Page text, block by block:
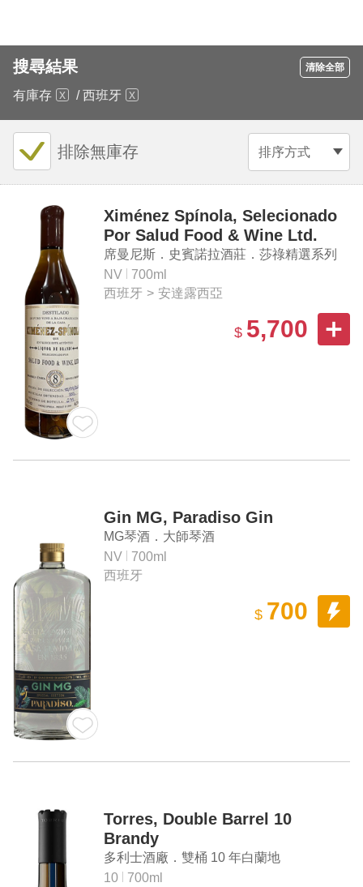
搜尋結果 清除全部
有庫存 / 西班牙
排序方式
排除無庫存
Ximénez Spínola, Selecionado
Por Salud Food & Wine Ltd.
Single Barrel "N.8" Brandy
席曼尼斯．史賓諾拉酒莊．莎祿精選系列
「八號」單桶白蘭地
NV
700ml
西班牙 > 安達露西亞
$ 5,700
Gin MG, Paradiso Gin
MG琴酒．大師琴酒
NV
700ml
西班牙
$ 700
Torres, Double Barrel 10
Brandy
多利士酒廠．雙桶 10 年白蘭地
10
700ml